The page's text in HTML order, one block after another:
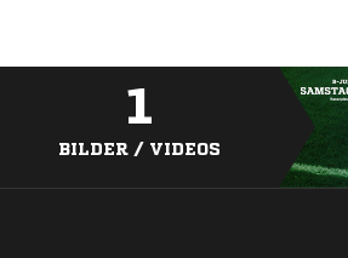
1
BILDER / VIDEOS